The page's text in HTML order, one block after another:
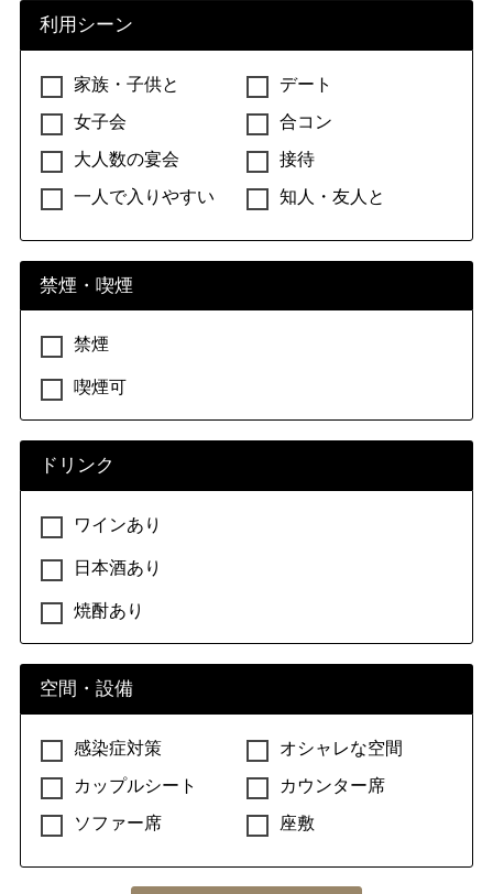
利用シーン
家族・子供と
デート
女子会
合コン
大人数の宴会
接待
一人で入りやすい
知人・友人と
禁煙・喫煙
禁煙
喫煙可
ドリンク
ワインあり
日本酒あり
焼酎あり
空間・設備
感染症対策
オシャレな空間
カップルシート
カウンター席
ソファー席
座敷